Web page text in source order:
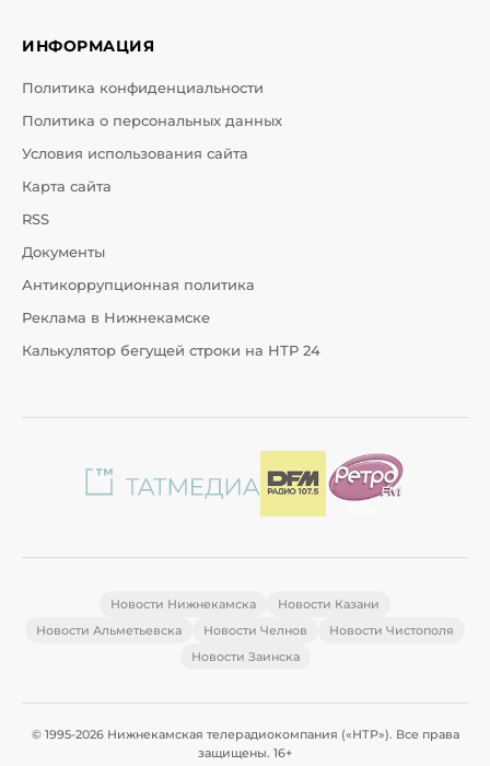
ИНФОРМАЦИЯ
Политика конфиденциальности
Политика о персональных данных
Условия использования сайта
Карта сайта
RSS
Документы
Антикоррупционная политика
Реклама в Нижнекамске
Калькулятор бегущей строки на НТР 24
Новости Нижнекамска
Новости Казани
Новости Альметьевска
Новости Челнов
Новости Чистополя
Новости Заинска
© 1995-2026 Нижнекамская телерадиокомпания («НТР»). Все права
защищены. 16+